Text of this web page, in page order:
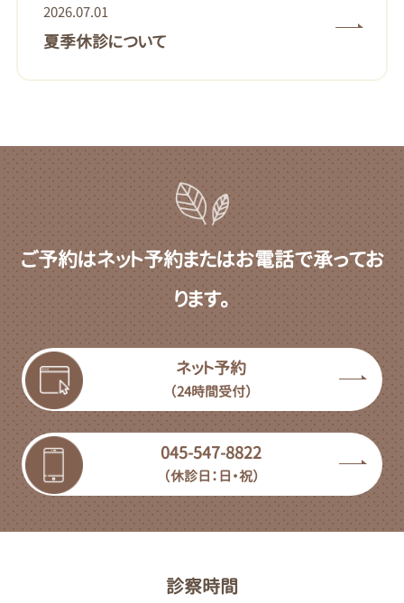
2026.07.01
夏季休診について
ご予約はネット予約またはお電話で承ってお
ります。
ネット予約
（24時間受付）
045-547-8822
（休診日：日・祝）
診察時間